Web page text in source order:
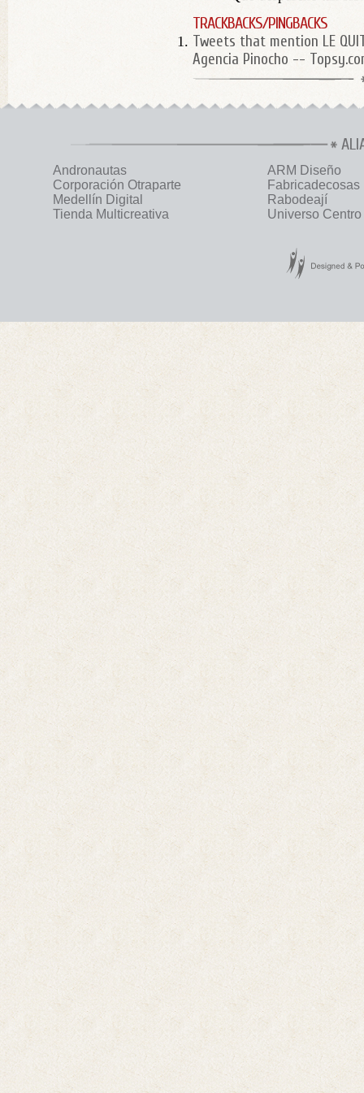
TRACKBACKS/PINGBACKS
Tweets that mention LE
Agencia Pinocho --
Andronautas
ARM Diseño
Corporación Otraparte
Fabricadecosas
Medellín Digital
Rabodeají
Tienda Multicreativa
Universo Centro